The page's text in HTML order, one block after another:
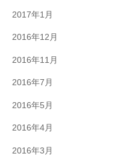
2017年1月
2016年12月
2016年11月
2016年7月
2016年5月
2016年4月
2016年3月